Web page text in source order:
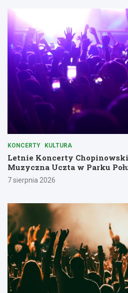
KONCERTY KULTURA
Letnie Koncerty
Muzyczna Uczta w Parku
7 sierpnia 2026